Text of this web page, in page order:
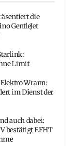
die
GentleJet
Limit
Wrann:
im Dienst der
auch dabei:
bestätigt EFHT